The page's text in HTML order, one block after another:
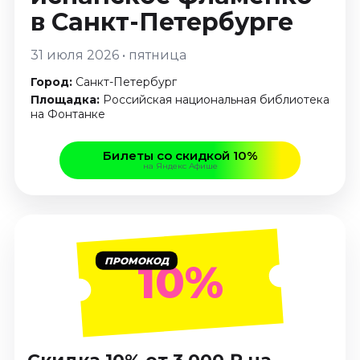
Январь 2027
Август 2026
Сентябрь 2026
Октябрь 2026
Декабрь 2026
Выставки
Январь 2027
Экскурсии
Август 2026
Сентябрь 2026
в Санкт-Петербурге
31 июля 2026 • пятница
Город: Санкт-Петербург
Площадка: Российская национальная библиотека
на Фонтанке
Билеты со скидкой 10%
на Яндекс Афише
ПРОМОКОД10%